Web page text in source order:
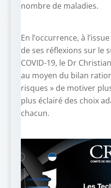
nombre de maladies.
En l’occurrence, à
de ses réflexions sur le
COVID-19, le Dr
au moyen du bilan
risques » de motiver
plus éclairé des choix
chacun.